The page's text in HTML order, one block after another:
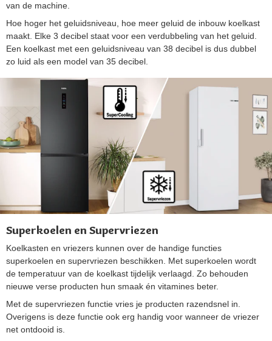
van de machine.
Hoe hoger het geluidsniveau, hoe meer geluid de inbouw koelkast
maakt. Elke 3 decibel staat voor een verdubbeling van het geluid.
Een koelkast met een geluidsniveau van 38 decibel is dus dubbel
zo luid als een model van 35 decibel.
Superkoelen en Supervriezen
Koelkasten en vriezers kunnen over de handige functies
superkoelen en supervriezen beschikken. Met superkoelen wordt
de temperatuur van de koelkast tijdelijk verlaagd. Zo behouden
nieuwe verse producten hun smaak én vitamines beter.
Met de supervriezen functie vries je producten razendsnel in.
Overigens is deze functie ook erg handig voor wanneer de vriezer
net ontdooid is.